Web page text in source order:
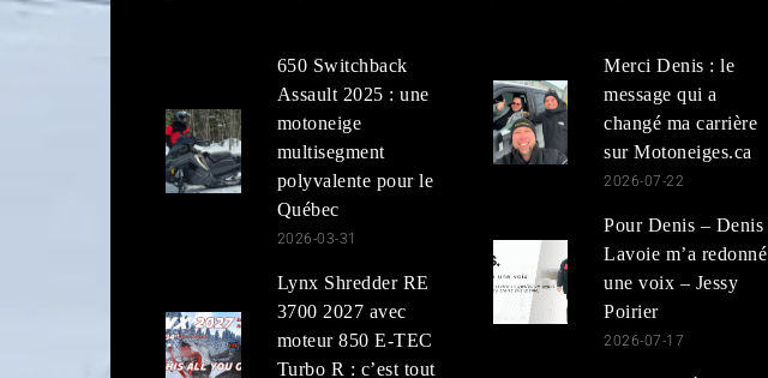
650 Switchback
Assault 2025 : une
motoneige
multisegment
polyvalente pour le
Québec
2026-03-31
Lynx Shredder RE
3700 2027 avec
moteur 850 E-TEC
Turbo R : c’est tout
Merci Denis : le
message qui a
changé ma carrière
sur Motoneiges.ca
2026-07-22
Pour Denis – Denis
Lavoie m’a redonné
une voix – Jessy
Poirier
2026-07-17